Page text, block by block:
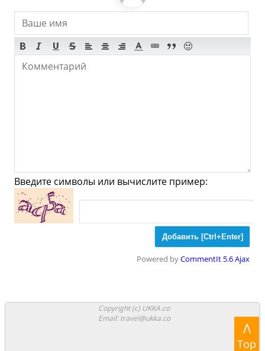
Продукты
Булочные
Супермаркеты
Торговые Центры
Мода
сходить?
Музеи
Мечети
Храмы
Ночные клубы
Казино
Боулинг
Введите символы или вычислите пример:
Powered byCommentIt 5.6 Ajax
Copyright (c) UKKA.co
Email: travel@ukka.co
Λ
Top